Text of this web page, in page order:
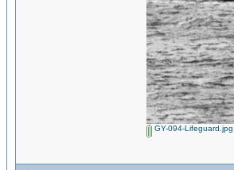
GY-094-Lifeguard.jpg